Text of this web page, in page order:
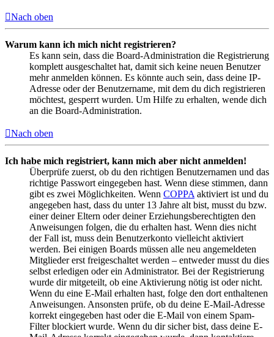
Nach oben
Warum kann ich mich nicht registrieren?
Es kann sein, dass die Board-Administration die Registrierung
komplett ausgeschaltet hat, damit sich keine neuen Benutzer
mehr anmelden können. Es könnte auch sein, dass deine IP-
Adresse oder der Benutzername, mit dem du dich registrieren
möchtest, gesperrt wurden. Um Hilfe zu erhalten, wende dich
an die Board-Administration.
Nach oben
Ich habe mich registriert, kann mich aber nicht anmelden!
Überprüfe zuerst, ob du den richtigen Benutzernamen und das
richtige Passwort eingegeben hast. Wenn diese stimmen, dann
gibt es zwei Möglichkeiten. Wenn COPPA aktiviert ist und du
angegeben hast, dass du unter 13 Jahre alt bist, musst du bzw.
einer deiner Eltern oder deiner Erziehungsberechtigten den
Anweisungen folgen, die du erhalten hast. Wenn dies nicht
der Fall ist, muss dein Benutzerkonto vielleicht aktiviert
werden. Bei einigen Boards müssen alle neu angemeldeten
Mitglieder erst freigeschaltet werden – entweder musst du dies
selbst erledigen oder ein Administrator. Bei der Registrierung
wurde dir mitgeteilt, ob eine Aktivierung nötig ist oder nicht.
Wenn du eine E-Mail erhalten hast, folge den dort enthaltenen
Anweisungen. Ansonsten prüfe, ob du deine E-Mail-Adresse
korrekt eingegeben hast oder die E-Mail von einem Spam-
Filter blockiert wurde. Wenn du dir sicher bist, dass deine E-